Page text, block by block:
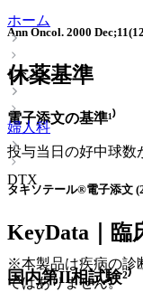
ホーム
レジメン
婦人科
DTX
※本製品は疾病の診
ではありません。
Ann Oncol. 2000
休薬基準
電子添文の基準¹⁾
投与当日の好中球数
タキソテール®電子添文
KeyData｜臨
国内第II相試験²⁾